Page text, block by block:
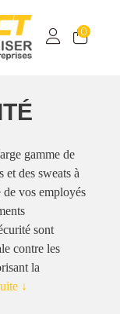
0
gamme de
et des sweats à
vos employés
sont
contre les
la
↓